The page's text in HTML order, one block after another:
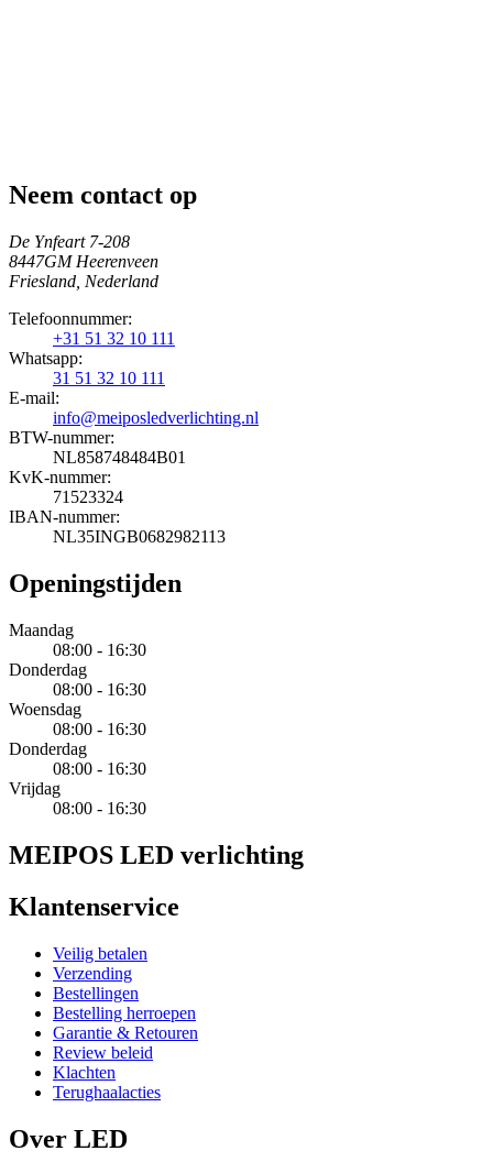
Neem contact op
De Ynfeart 7-208
8447GM Heerenveen
Friesland, Nederland
Telefoonnummer:
+31 51 32 10 111
Whatsapp:
31 51 32 10 111
E-mail:
info@meiposledverlichting.nl
BTW-nummer:
NL858748484B01
KvK-nummer:
71523324
IBAN-nummer:
NL35INGB0682982113
Openingstijden
Maandag
08:00 - 16:30
Donderdag
08:00 - 16:30
Woensdag
08:00 - 16:30
Donderdag
08:00 - 16:30
Vrijdag
08:00 - 16:30
MEIPOS LED verlichting
Klantenservice
Veilig betalen
Verzending
Bestellingen
Bestelling herroepen
Garantie & Retouren
Review beleid
Klachten
Terughaalacties
Over LED